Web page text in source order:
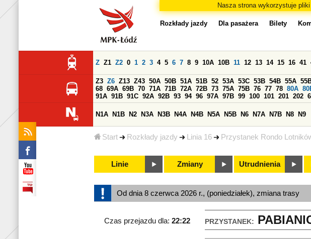
Nasza strona wykorzystuje
Start Rozkłady jazdy Linia 16 Przystanek Rondo
Rozkłady jazdy Dla pasażera Bilety
Z Z1 Z2 0 1 2 3 4 5 6 7 8 9 10A 10B 11 12 13 14 15 16 41
Z3 Z6 Z13 Z43 50A 50B 51A 51B 52 53A 53C 53B 54B 55A
68 69A 69B 70 71A 71B 72A 72B 73 75A 75B 76 77 78 80A
91A 91B 91C 92A 92B 93 94 96 97A 97B 99 100 101 201 202
N1A N1B N2 N3A N3B N4A N4B N5A N5B N6 N7A N7B N8 N9
Linie Zmiany Utrudnienia
Od dnia 8 czerwca 2026 r., (poniedziałek), zmiana trasy
PRZYSTANEK:
Czas przejazdu dla: 22:22